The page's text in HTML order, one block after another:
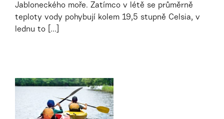
Jabloneckého moře. Zatímco v létě se průměrně
teploty vody pohybují kolem 19,5 stupně Celsia, v
lednu to [...]